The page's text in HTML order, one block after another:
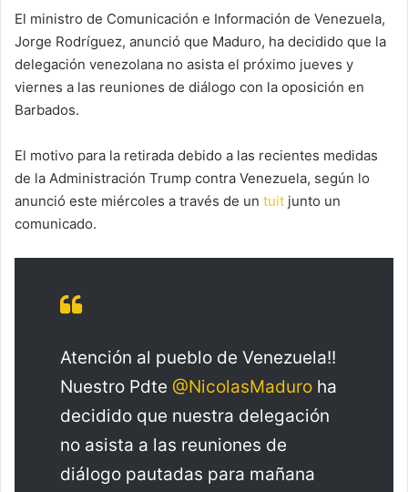
El ministro de Comunicación e Información de Venezuela,
Jorge Rodríguez, anunció que Maduro, ha decidido que la
delegación venezolana no asista el próximo jueves y
viernes a las reuniones de diálogo con la oposición en
Barbados.
El motivo para la retirada debido a las recientes medidas
de la Administración Trump contra Venezuela, según lo
anunció este miércoles a través de un tuit junto un
comunicado.
Atención al pueblo de Venezuela!!
Nuestro Pdte @NicolasMaduro ha
decidido que nuestra delegación
no asista a las reuniones de
diálogo pautadas para mañana